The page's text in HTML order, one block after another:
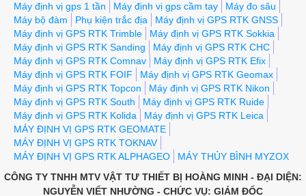
Máy định vị gps 1 tần
Máy định vị gps cầm tay
Máy đo sâu
Máy bộ đàm
Phụ kiện trắc địa
Máy định vị GPS RTK GNSS
Máy định vị GPS RTK Trimble
Máy định vị GPS RTK Sokkia
Máy định vị GPS RTK Sanding
Máy định vị GPS RTK CHC
Máy định vị GPS RTK Comnav
Máy định vị GPS RTK Efix
Máy định vị GPS RTK FOIF
Máy định vị GPS RTK Geomax
Máy định vị GPS RTK Topcon
Máy định vị GPS RTK Nikon
Máy định vị GPS RTK South
Máy định vị GPS RTK Ruide
Máy định vị GPS RTK Kolida
Máy định vị GPS RTK Leica
MÁY ĐỊNH VỊ GPS RTK GEOMATE
MÁY ĐỊNH VỊ GPS RTK TOKNAV
MÁY ĐỊNH VỊ GPS RTK ALPHAGEO
MÁY THỦY BÌNH MYZOX
CÔNG TY TNHH MTV VẬT TƯ THIẾT BỊ HOÀNG MINH - ĐẠI DIỆN:
NGUYỄN VIẾT NHƯỜNG - CHỨC VỤ: GIÁM ĐỐC